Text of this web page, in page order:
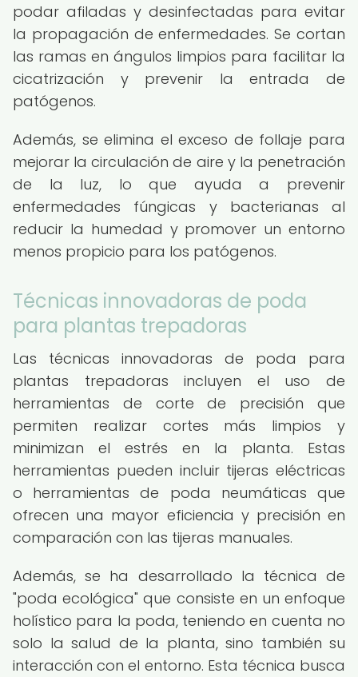
podar afiladas y desinfectadas para evitar
la propagación de enfermedades. Se cortan
las ramas en ángulos limpios para facilitar la
cicatrización y prevenir la entrada de
patógenos.
Además, se elimina el exceso de follaje para
mejorar la circulación de aire y la penetración
de la luz, lo que ayuda a prevenir
enfermedades fúngicas y bacterianas al
reducir la humedad y promover un entorno
menos propicio para los patógenos.
Técnicas innovadoras de poda
para plantas trepadoras
Las técnicas innovadoras de poda para
plantas trepadoras incluyen el uso de
herramientas de corte de precisión que
permiten realizar cortes más limpios y
minimizan el estrés en la planta. Estas
herramientas pueden incluir tijeras eléctricas
o herramientas de poda neumáticas que
ofrecen una mayor eficiencia y precisión en
comparación con las tijeras manuales.
Además, se ha desarrollado la técnica de
"poda ecológica" que consiste en un enfoque
holístico para la poda, teniendo en cuenta no
solo la salud de la planta, sino también su
interacción con el entorno. Esta técnica busca